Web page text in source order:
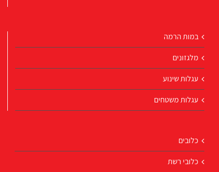
במות הרמה
מלגזונים
עגלות שינוע
עגלות משטחים
כלובים
כלובי רשת